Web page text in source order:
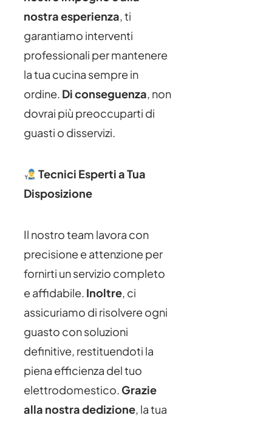
nostra esperienza, ti
garantiamo interventi
professionali per mantenere
la tua cucina sempre in
ordine. Di conseguenza, non
dovrai più preoccuparti di
guasti o disservizi.
Tecnici Esperti a Tua
Disposizione
Il nostro team lavora con
precisione e attenzione per
fornirti un servizio completo
e affidabile. Inoltre, ci
assicuriamo di risolvere ogni
guasto con soluzioni
definitive, restituendoti la
piena efficienza del tuo
elettrodomestico. Grazie
alla nostra dedizione, la tua